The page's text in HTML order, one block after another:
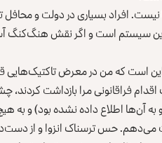
افراد بسیاری در دولت و
است و اگر نقش هنگ‌کنگ آسیب
است که من در معرض تاکتیک‌هایی
در یک اقدام فراقانونی مرا بازداشت
به آن‌ها اطلاع داده نشده بود) و به
می‌دهم. حس ترسناک انزوا و از